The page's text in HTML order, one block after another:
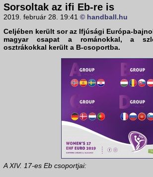
Sorsoltak az ifi Eb-re is
2019. február 28. 19:41 © handball.hu
Celjében került sor az Ifjúsági Európa-
magyar csapat a románokkal, a
osztrákokkal került a B-csoportba.
A XIV. 17-es Eb csoportjai: